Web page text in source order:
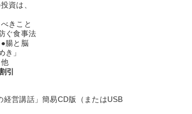
資は、
きこと
ぐ食事法
●腸と脳
」
引
営講話」簡易CD版（またはUSB